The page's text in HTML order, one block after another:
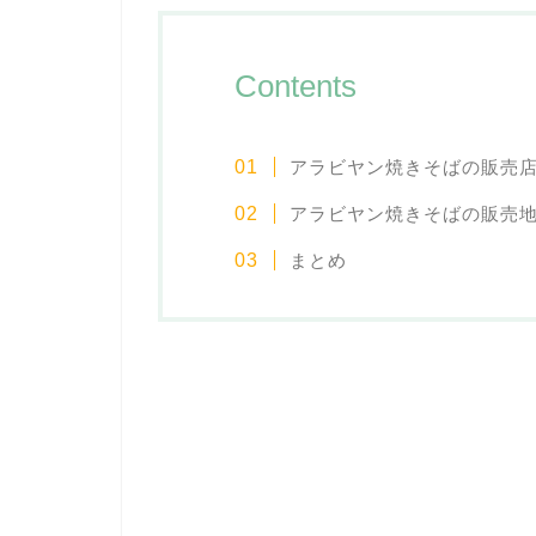
Contents
アラビヤン焼きそばの販売
アラビヤン焼きそばの販売
まとめ